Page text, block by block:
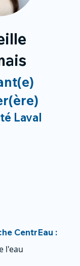
Laval
CentrEau :
l'eau